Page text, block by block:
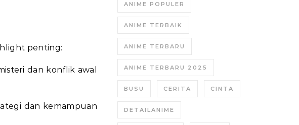
penting:
dan konflik awal
dan kemampuan
ANIME POPULER
ANIME TERBAIK
ANIME TERBARU
ANIME TERBARU 2025
BUSU CERITA CINTA
DETAILANIME